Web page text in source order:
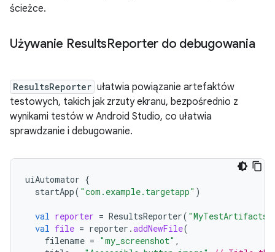
ścieżce.
Używanie ResultsReporter do debugowania
ResultsReporter ułatwia powiązanie artefaktów
testowych, takich jak zrzuty ekranu, bezpośrednio z
wynikami testów w Android Studio, co ułatwia
sprawdzanie i debugowanie.
uiAutomator {
startApp( "com.example.targetapp" )
val reporter = ResultsReporter( "MyTestArtifacts"
val file = reporter .addNewFile(
filename = "my_screenshot" ,